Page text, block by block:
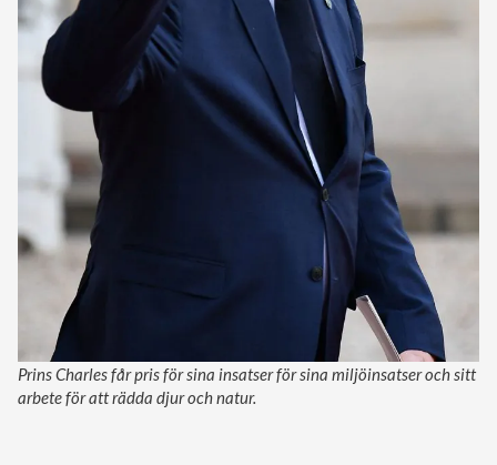
Prins Charles får pris för sina insatser för sina miljöinsatser och sitt
arbete för att rädda djur och natur.